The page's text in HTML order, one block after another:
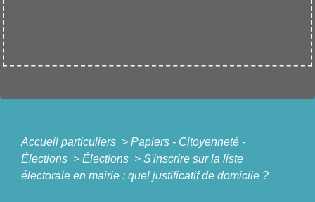
Accueil particuliers > Papiers - Citoyenneté -
Élections > Élections > S'inscrire sur la liste
électorale en mairie : quel justificatif de domicile ?